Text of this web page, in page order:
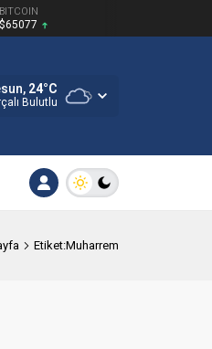
BITCOIN
$65077
24°C
Bulutlu
Etiket:Muharrem